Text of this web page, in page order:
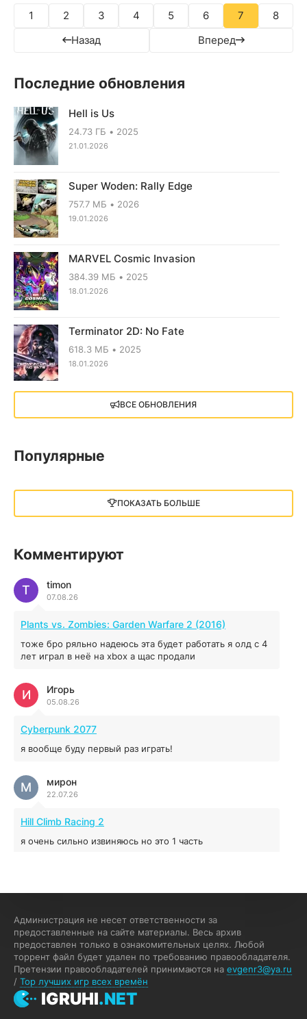
Назад
1 2 3 4 5 6 7
8
Вперед
Последние обновления
Hell is Us
24.73 ГБ 2025
21.01.2026
Super Woden: Rally Edge
757.7 МБ 2026
19.01.2026
MARVEL Cosmic Invasion
384.39 МБ 2025
18.01.2026
Terminator 2D: No Fate
618.3 МБ 2025
18.01.2026
X4: Foundations (2018)
13.73 GB 2018
13 ГБ 2025
illWill
04.12.2025
MAFIA: THE OLD COUNTRY
44.98 ГБ 2025
04.12.2025
Red Chaos - The Strict Order
04.12.2025
16.95 ГБ
04.12.2025
ВСЕ ОБНОВЛЕНИЯ
Популярные
ПОКАЗАТЬ БОЛЬШЕ
Комментируют
timon
07.08.26
T
Plants vs. Zombies: Garden Warfare 2 (2016)
тоже бро ряльно надеюсь эта будет работать я олд с 4
лет играл в неё на xbox а щас продали
Игорь
05.08.26
И
Cyberpunk 2077
я вообще буду первый раз играть!
мирон
22.07.26
М
Hill Climb Racing 2
я очень сильно извиняюсь но это 1 часть
если эта для пс а не для пк какого лешего вы пишите
на пк !!!!! Сука ебланойды космические вы напишите
блять на пк с установлением Эмулятора сука калеки на
мозг блять последней стадии
Fannie
13.07.26
F IGRUHI.NET
Администрация не несет ответственности за
предоставленные на сайте материалы. Весь архив
предоставлен только в ознакомительных целях. Любой
торрент файл будет удален по требованию правообладателя.
Претензии правообладателей принимаются на evgenr3@ya.ru
/ Top лучших игр всех времён